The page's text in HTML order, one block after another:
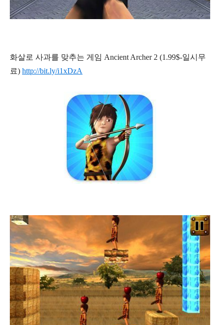
화살로 사과를 맞추는 게임 Ancient Archer 2 (1.99$-일시무
료) http://bit.ly/i1xDzA